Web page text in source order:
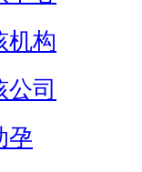
机构
公司
孕